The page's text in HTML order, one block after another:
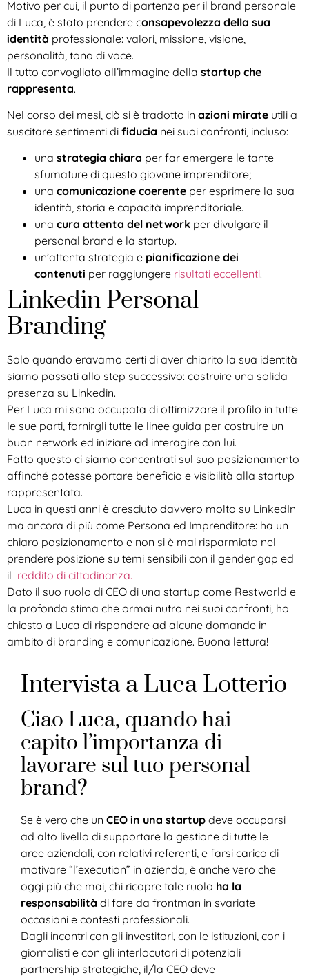
Motivo per cui, il punto di partenza per il brand personale
di Luca, è stato prendere consapevolezza della sua
identità professionale: valori, missione, visione,
personalità, tono di voce.
Il tutto convogliato all’immagine della startup che
rappresenta.
Nel corso dei mesi, ciò si è tradotto in azioni mirate utili a
suscitare sentimenti di fiducia nei suoi confronti, incluso:
una strategia chiara per far emergere le tante
sfumature di questo giovane imprenditore;
una comunicazione coerente per esprimere la sua
identità, storia e capacità imprenditoriale.
una cura attenta del network per divulgare il
personal brand e la startup.
un’attenta strategia e pianificazione dei
contenuti per raggiungere risultati eccellenti.
Linkedin Personal
Branding
Solo quando eravamo certi di aver chiarito la sua identità
siamo passati allo step successivo: costruire una solida
presenza su Linkedin.
Per Luca mi sono occupata di ottimizzare il profilo in tutte
le sue parti, fornirgli tutte le linee guida per costruire un
buon network ed iniziare ad interagire con lui.
Fatto questo ci siamo concentrati sul suo posizionamento
affinché potesse portare beneficio e visibilità alla startup
rappresentata.
Luca in questi anni è cresciuto davvero molto su LinkedIn
ma ancora di più come Persona ed Imprenditore: ha un
chiaro posizionamento e non si è mai risparmiato nel
prendere posizione su temi sensibili con il gender gap ed
il reddito di cittadinanza.
Dato il suo ruolo di CEO di una startup come Restworld e
la profonda stima che ormai nutro nei suoi confronti, ho
chiesto a Luca di rispondere ad alcune domande in
ambito di branding e comunicazione. Buona lettura!
Intervista a Luca Lotterio
Ciao Luca, quando hai
capito l’importanza di
lavorare sul tuo personal
brand?
Se è vero che un CEO in una startup deve occuparsi
ad alto livello di supportare la gestione di tutte le
aree aziendali, con relativi referenti, e farsi carico di
motivare “l’execution” in azienda, è anche vero che
oggi più che mai, chi ricopre tale ruolo ha la
responsabilità di fare da frontman in svariate
occasioni e contesti professionali.
Dagli incontri con gli investitori, con le istituzioni, con i
giornalisti e con gli interlocutori di potenziali
partnership strategiche, il/la CEO deve